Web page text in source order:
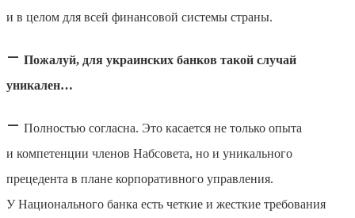
и в целом для всей финансовой системы страны.
— Пожалуй, для украинских банков такой случай
уникален…
— Полностью согласна. Это касается не только опыта
и компетенции членов Набсовета, но и уникального
прецедента в плане корпоративного управления.
У Национального банка есть четкие и жесткие требования